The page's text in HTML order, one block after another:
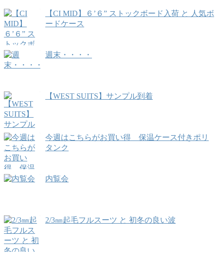
【CI MID】６’６” ストックボード入荷 と 人気ボ
ードケース
週末・・・・
【WEST SUITS】サンプル到着
今週はこちらがお買い得 保温ケース付きポリ
タンク
内覧会
2/3㎜起毛フルスーツ と 初冬の良い波